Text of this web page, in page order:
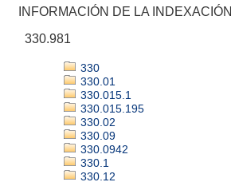
INFORMACIÓN DE LA INDEXACIÓN
330.981
330
330.01
330.015.1
330.015.195
330.02
330.09
330.0942
330.1
330.12